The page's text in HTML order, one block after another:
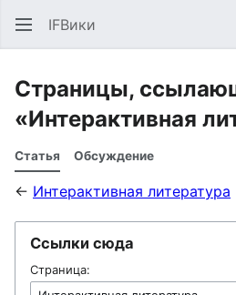
IFВики
Страницы,
«Интерактивная
Статья Обсуждение
← Интерактивная литература
Ссылки сюда
Страница: